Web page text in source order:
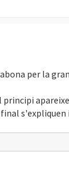
per la
s'expliquen i